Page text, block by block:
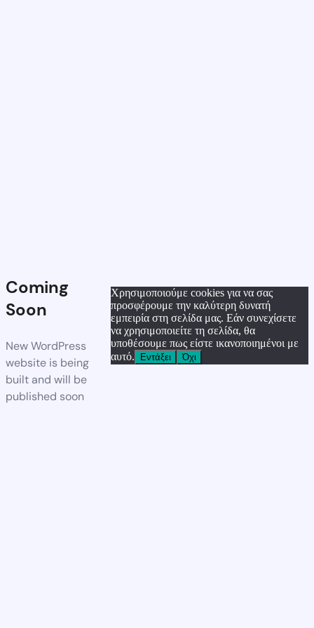
Coming
Soon
New WordPress
website is being
built and will be
published soon
Χρησιμοποιούμε cookies για να σας
προσφέρουμε την καλύτερη δυνατή
εμπειρία στη σελίδα μας. Εάν συνεχίσετε
να χρησιμοποιείτε τη σελίδα, θα
υποθέσουμε πως είστε ικανοποιημένοι με
αυτό.
Εντάξει Όχι